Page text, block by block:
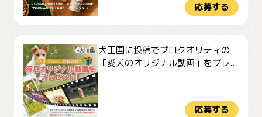
応募する
犬王国に投稿でプロクオリティの
「愛犬のオリジナル動画」をプレ...
応募する